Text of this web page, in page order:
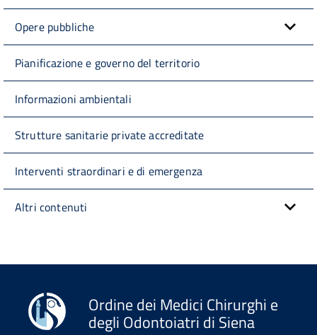
Opere pubbliche
Pianificazione e governo del territorio
Informazioni ambientali
Strutture sanitarie private accreditate
Interventi straordinari e di emergenza
Altri contenuti
Ordine dei Medici Chirurghi e
degli Odontoiatri di Siena